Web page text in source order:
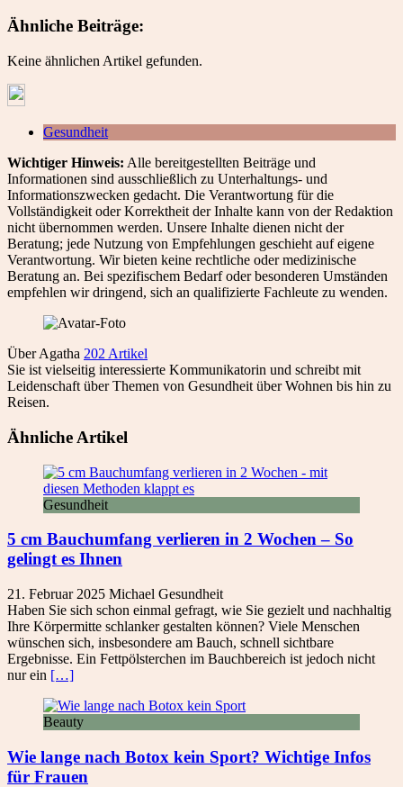
Ähnliche Beiträge:
Keine ähnlichen Artikel gefunden.
Gesundheit
Wichtiger Hinweis: Alle bereitgestellten Beiträge und
Informationen sind ausschließlich zu Unterhaltungs- und
Informationszwecken gedacht. Die Verantwortung für die
Vollständigkeit oder Korrektheit der Inhalte kann von der Redaktion
nicht übernommen werden. Unsere Inhalte dienen nicht der
Beratung; jede Nutzung von Empfehlungen geschieht auf eigene
Verantwortung. Wir bieten keine rechtliche oder medizinische
Beratung an. Bei spezifischem Bedarf oder besonderen Umständen
empfehlen wir dringend, sich an qualifizierte Fachleute zu wenden.
Über Agatha 202 Artikel
Sie ist vielseitig interessierte Kommunikatorin und schreibt mit
Leidenschaft über Themen von Gesundheit über Wohnen bis hin zu
Reisen.
Ähnliche Artikel
Gesundheit
5 cm Bauchumfang verlieren in 2 Wochen – So
gelingt es Ihnen
21. Februar 2025 Michael Gesundheit
Haben Sie sich schon einmal gefragt, wie Sie gezielt und nachhaltig
Ihre Körpermitte schlanker gestalten können? Viele Menschen
wünschen sich, insbesondere am Bauch, schnell sichtbare
Ergebnisse. Ein Fettpölsterchen im Bauchbereich ist jedoch nicht
nur ein […]
Beauty
Wie lange nach Botox kein Sport? Wichtige Infos
für Frauen